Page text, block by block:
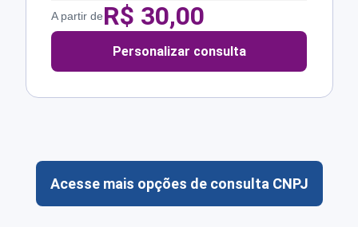
A partir deR$ 30,00
Personalizar consulta
Acesse mais opções de consulta CNPJ